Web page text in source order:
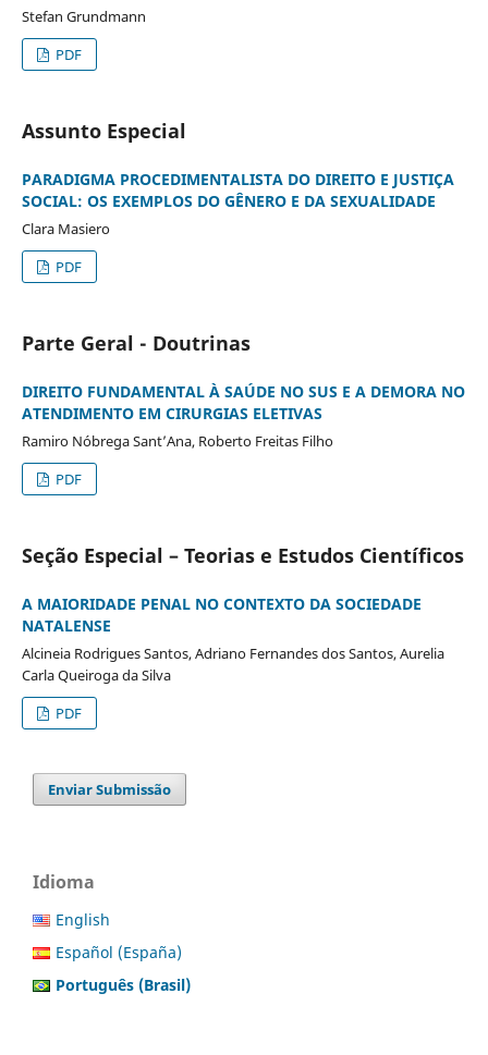
Stefan Grundmann
PDF
Assunto Especial
PARADIGMA PROCEDIMENTALISTA DO DIREITO E JUSTIÇA
SOCIAL: OS EXEMPLOS DO GÊNERO E DA SEXUALIDADE
Clara Masiero
PDF
Parte Geral - Doutrinas
DIREITO FUNDAMENTAL À SAÚDE NO SUS E A DEMORA NO
ATENDIMENTO EM CIRURGIAS ELETIVAS
Ramiro Nóbrega Sant’Ana, Roberto Freitas Filho
PDF
Seção Especial – Teorias e Estudos Científicos
A MAIORIDADE PENAL NO CONTEXTO DA SOCIEDADE
NATALENSE
Alcineia Rodrigues Santos, Adriano Fernandes dos Santos, Aurelia
Carla Queiroga da Silva
PDF
Enviar Submissão
Idioma
English
Español (España)
Português (Brasil)